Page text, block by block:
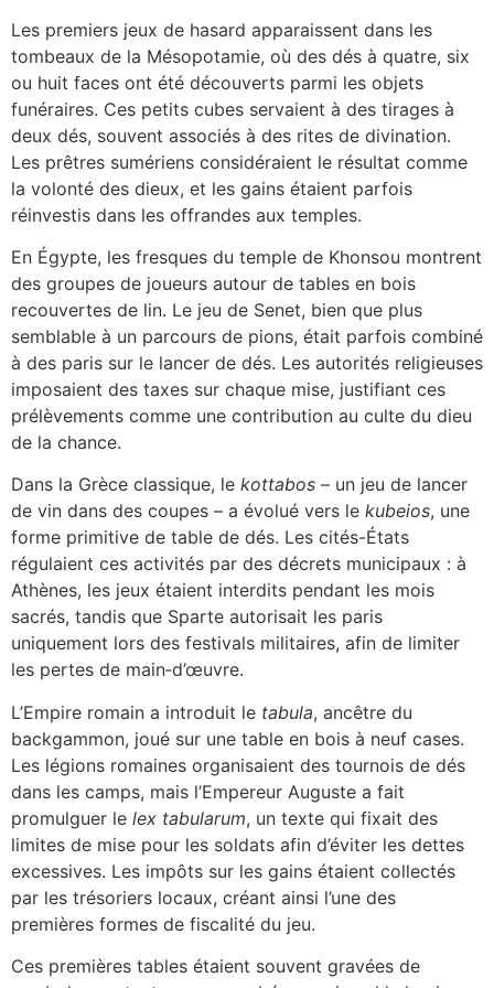
Les premiers jeux de hasard apparaissent dans les
tombeaux de la Mésopotamie, où des dés à quatre, six
ou huit faces ont été découverts parmi les objets
funéraires. Ces petits cubes servaient à des tirages à
deux dés, souvent associés à des rites de divination.
Les prêtres sumériens considéraient le résultat comme
la volonté des dieux, et les gains étaient parfois
réinvestis dans les offrandes aux temples.
En Égypte, les fresques du temple de Khonsou montrent
des groupes de joueurs autour de tables en bois
recouvertes de lin. Le jeu de Senet, bien que plus
semblable à un parcours de pions, était parfois combiné
à des paris sur le lancer de dés. Les autorités religieuses
imposaient des taxes sur chaque mise, justifiant ces
prélèvements comme une contribution au culte du dieu
de la chance.
Dans la Grèce classique, le kottabos – un jeu de lancer
de vin dans des coupes – a évolué vers le kubeios, une
forme primitive de table de dés. Les cités-États
régulaient ces activités par des décrets municipaux : à
Athènes, les jeux étaient interdits pendant les mois
sacrés, tandis que Sparte autorisait les paris
uniquement lors des festivals militaires, afin de limiter
les pertes de main‑d’œuvre.
L’Empire romain a introduit le tabula, ancêtre du
backgammon, joué sur une table en bois à neuf cases.
Les légions romaines organisaient des tournois de dés
dans les camps, mais l’Empereur Auguste a fait
promulguer le lex tabularum, un texte qui fixait des
limites de mise pour les soldats afin d’éviter les dettes
excessives. Les impôts sur les gains étaient collectés
par les trésoriers locaux, créant ainsi l’une des
premières formes de fiscalité du jeu.
Ces premières tables étaient souvent gravées de